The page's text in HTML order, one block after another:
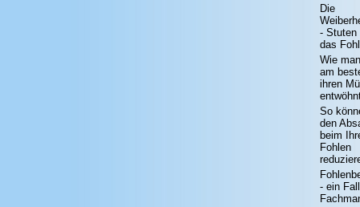
Die
- Stuten
das
Wie
am
ihren
So
den
beim
Fohlen
- ein